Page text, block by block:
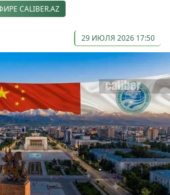
CALIBER.AZ
29 ИЮЛЯ 2026 17:50